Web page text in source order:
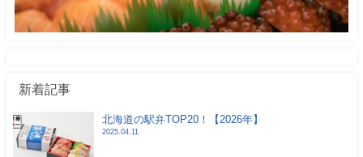
新着記事
北海道の駅弁TOP20！【2026年】
2025.04.11